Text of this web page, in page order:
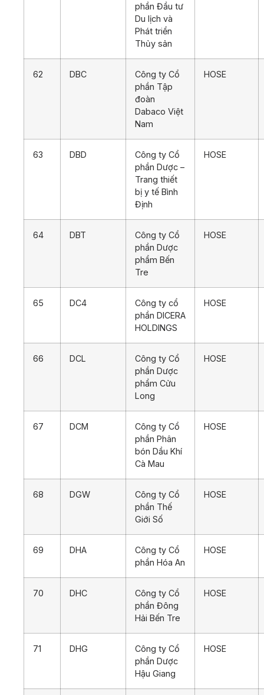
phần Đầu tư
Du lịch và
Phát triển
Thủy sản
62 DBC
Công ty Cổ
phần Tập
đoàn
Dabaco Việt
Nam
HOSE
63 DBD
Công ty Cổ
phần Dược –
Trang thiết
bị y tế Bình
Định
HOSE
64 DBT
Công ty Cổ
phần Dược
phẩm Bến
Tre
HOSE
65 DC4
Công ty cổ
phần DICERA
HOLDINGS
HOSE
66 DCL
Công ty Cổ
phần Dược
phẩm Cửu
Long
HOSE
67 DCM
Công ty Cổ
phần Phân
bón Dầu Khí
Cà Mau
HOSE
68 DGW
Công ty Cổ
phần Thế
Giới Số
HOSE
69 DHA
Công ty Cổ
phần Hóa An
HOSE
70 DHC
Công ty Cổ
phần Đông
Hải Bến Tre
HOSE
71 DHG
Công ty Cổ
phần Dược
Hậu Giang
HOSE